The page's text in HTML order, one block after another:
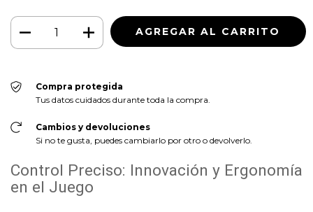
Compra protegida
Tus datos cuidados durante toda la compra.
Cambios y devoluciones
Si no te gusta, puedes cambiarlo por otro o devolverlo.
Control Preciso: Innovación y Ergonomía
en el Juego